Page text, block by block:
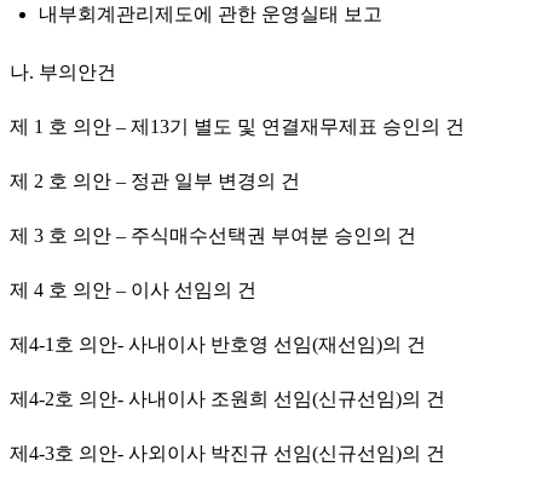
내부회계관리제도에 관한 운영실태 보고
나. 부의안건
제 1 호 의안 – 제13기 별도 및 연결재무제표 승인의 건
제 2 호 의안 – 정관 일부 변경의 건
제 3 호 의안 – 주식매수선택권 부여분 승인의 건
제 4 호 의안 – 이사 선임의 건
제4-1호 의안- 사내이사 반호영 선임(재선임)의 건
제4-2호 의안- 사내이사 조원희 선임(신규선임)의 건
제4-3호 의안- 사외이사 박진규 선임(신규선임)의 건